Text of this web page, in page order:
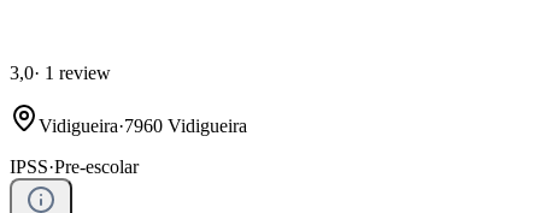
3,0· 1 review
Vidigueira·7960 Vidigueira
IPSS·Pre-escolar